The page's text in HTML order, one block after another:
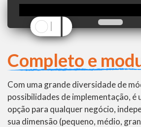
Completo e
Com uma grande diversidade de
possibilidades de implementação, é
opção para qualquer negócio,
sua dimensão (pequeno, médio,